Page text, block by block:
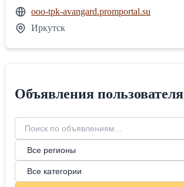
ooo-tpk-avangard.promportal.su
Иркутск
Объявления пользователя